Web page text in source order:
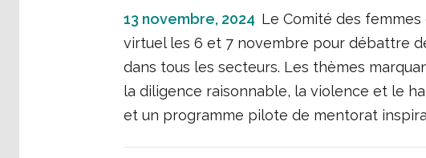
13 novembre, 2024 Le Comité des femmes
virtuel les 6 et 7 novembre pour débattre
dans tous les secteurs. Les thèmes
la diligence raisonnable, la violence et le
et un programme pilote de mentorat